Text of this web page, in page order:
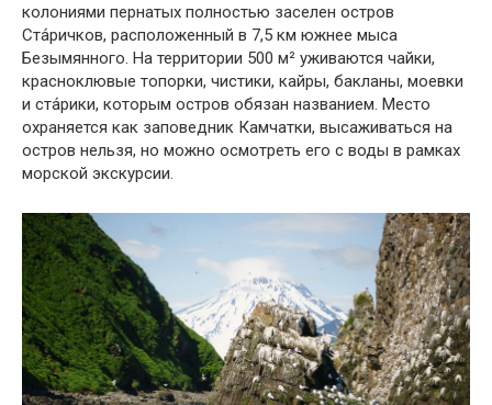
колониями пернатых полностью заселен остров
Ста́ричков, расположенный в 7,5 км южнее мыса
Безымянного. На территории 500 м² уживаются чайки,
красноклювые топорки, чистики, кайры, бакланы, моевки
и ста́рики, которым остров обязан названием. Место
охраняется как заповедник Камчатки, высаживаться на
остров нельзя, но можно осмотреть его с воды в рамках
морской экскурсии.